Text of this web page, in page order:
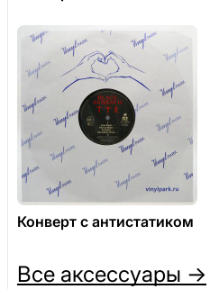
Конверт с антистатиком
Все аксессуары →